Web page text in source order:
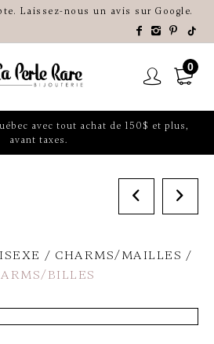
Laissez-nous un avis sur Google.
0
avec tout achat de 150$ et plus,
avant taxes.
CHARMS/MAILLES
BILLES